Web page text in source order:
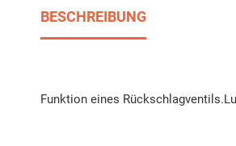
BESCHREIBUNG
Funktion eines